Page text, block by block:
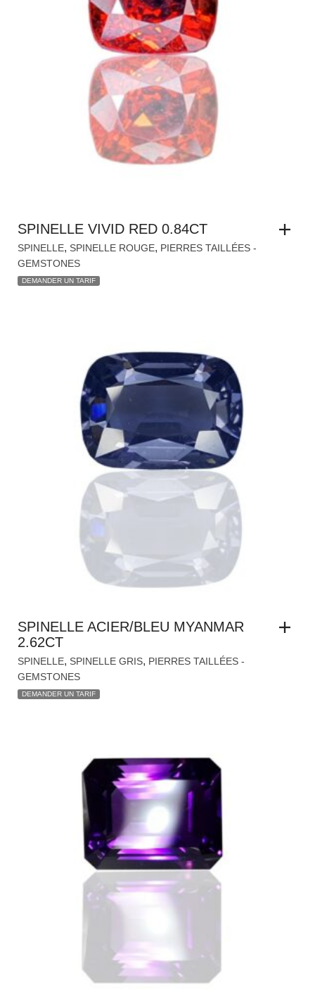
SPINELLE VIVID RED 0.84CT
SPINELLE, SPINELLE ROUGE, PIERRES TAILLÉES -
GEMSTONES
DEMANDER UN TARIF
SPINELLE ACIER/BLEU MYANMAR
2.62CT
SPINELLE, SPINELLE GRIS, PIERRES TAILLÉES -
GEMSTONES
DEMANDER UN TARIF